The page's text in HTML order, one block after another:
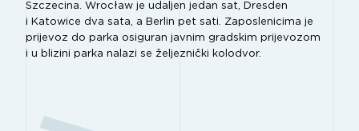
Szczecina. Wrocław je udaljen jedan sat, Dresden
i Katowice dva sata, a Berlin pet sati. Zaposlenicima je
prijevoz do parka osiguran javnim gradskim prijevozom
i u blizini parka nalazi se željeznički kolodvor.